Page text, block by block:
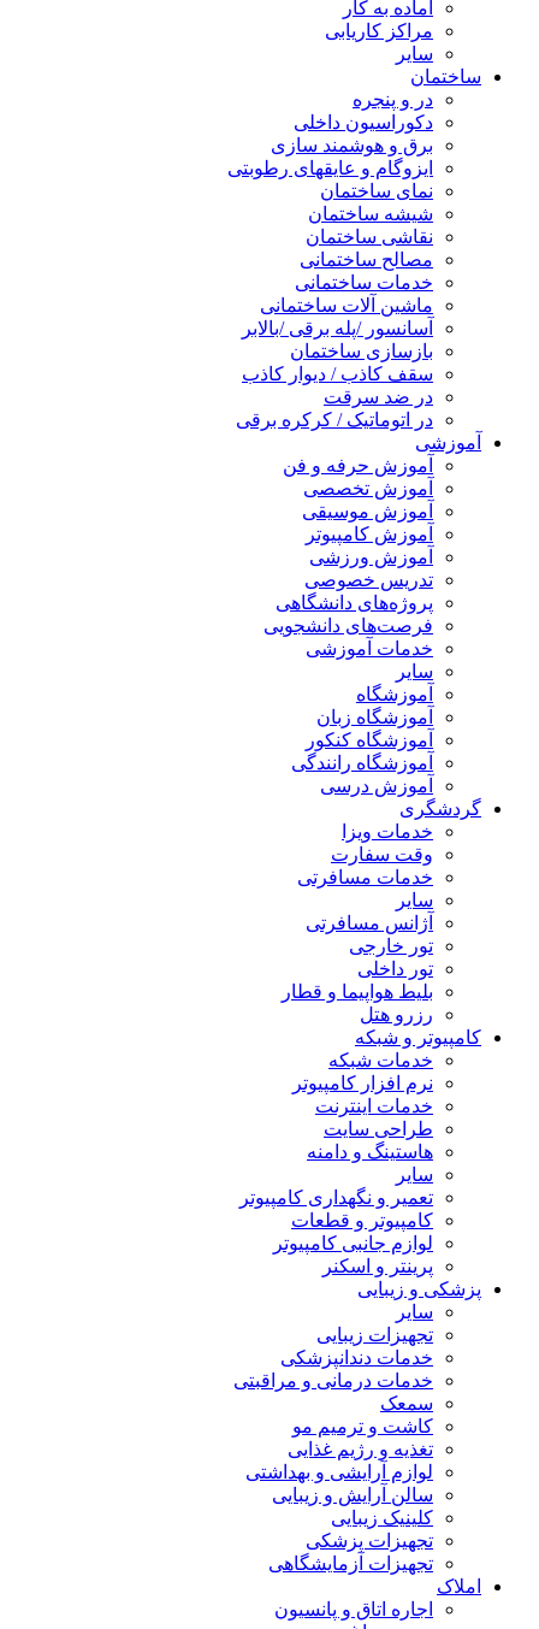
آماده به کار
مراکز کاریابی
سایر
ساختمان
در و پنجره
دکوراسیون داخلی
برق و هوشمند سازی
ایزوگام و عایقهای رطوبتی
نمای ساختمان
شیشه ساختمان
نقاشی ساختمان
مصالح ساختمانی
خدمات ساختمانی
ماشین آلات ساختمانی
آسانسور /پله برقی /بالابر
بازسازی ساختمان
سقف کاذب / دیوار کاذب
در ضد سرقت
در اتوماتیک / کرکره برقی
آموزشی
آموزش حرفه و فن
آموزش تخصصی
آموزش موسیقی
آموزش کامپیوتر
آموزش ورزشی
تدریس خصوصی
پروژه‌های دانشگاهی
فرصت‌های دانشجویی
خدمات آموزشی
سایر
آموزشگاه
آموزشگاه زبان
آموزشگاه کنکور
آموزشگاه رانندگی
آموزش درسی
گردشگری
خدمات ویزا
وقت سفارت
خدمات مسافرتی
سایر
آژانس مسافرتی
تور خارجی
تور داخلی
بلیط هواپیما و قطار
رزرو هتل
کامپیوتر و شبکه
خدمات شبکه
نرم افزار کامپیوتر
خدمات اینترنت
طراحی سایت
هاستینگ و دامنه
سایر
تعمیر و نگهداری کامپیوتر
کامپیوتر و قطعات
لوازم جانبی کامپیوتر
پرینتر و اسکنر
پزشکی و زیبایی
سایر
تجهیزات زیبایی
خدمات دندانپزشکی
خدمات درمانی و مراقبتی
سمعک
کاشت و ترمیم مو
تغذیه و رژیم غذایی
لوازم آرایشی و بهداشتی
سالن آرایش و زیبایی
کلینیک زیبایی
تجهیزات پزشکی
تجهیزات آزمایشگاهی
املاک
اجاره اتاق و پانسیون